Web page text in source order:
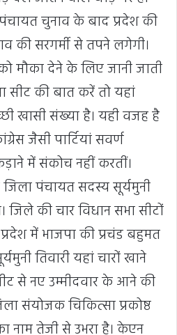
पंचायत चुनाव के बाद प्रदेश की
की सरगर्मी से तपने लगेगी।
मौका देने के लिए जानी जाती
सीट की बात करें तो यहां
खासी संख्या है। यही वजह है
जैसी पार्टियां सवर्ण
में संकोच नहीं करतीं।
पंचायत सदस्य सूर्यमुनी
जिले की चार विधान सभा सीटों
में भाजपा की प्रचंड बहुमत
तिवारी यहां चारों खाने
से नए उम्मीदवार के आने की
संयोजक चिकित्सा प्रकोष्ठ
नाम तेजी से उभरा है। केएन